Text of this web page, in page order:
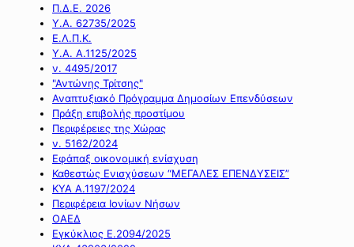
Π.Δ.Ε. 2026
Υ.Α. 62735/2025
Ε.Λ.Π.Κ.
Υ.Α. Α.1125/2025
ν. 4495/2017
"Αντώνης Τρίτσης"
Αναπτυξιακό Πρόγραμμα Δημοσίων Επενδύσεων
Πράξη επιβολής προστίμου
Περιφέρειες της Χώρας
ν. 5162/2024
Εφάπαξ οικονομική ενίσχυση
Καθεστώς Ενισχύσεων “ΜΕΓΑΛΕΣ ΕΠΕΝΔΥΣΕΙΣ”
ΚΥΑ Α.1197/2024
Περιφέρεια Ιονίων Νήσων
ΟΑΕΔ
Εγκύκλιος Ε.2094/2025